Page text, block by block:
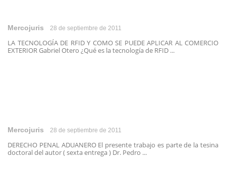
Mercojuris 28 de septiembre de 2011
LA TECNOLOGÍA DE RFID Y COMO SE PUEDE APLICAR AL COMERCIO
EXTERIOR Gabriel Otero ¿Qué es la tecnología de RFID ...
Mercojuris 28 de septiembre de 2011
DERECHO PENAL ADUANERO El presente trabajo es parte de la tesina
doctoral del autor ( sexta entrega ) Dr. Pedro ...